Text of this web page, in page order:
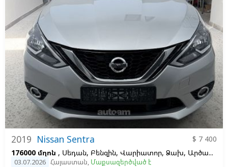
2019 Nissan Sentra
$ 7 400
176000 մղոն , Սեդան, Բենզին, Վարիատոր, Ձախ, Արծաթագույն,
03.07.2026 Հայաստան, Մաքսազերծված է